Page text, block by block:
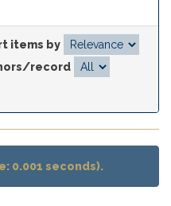
items by
record
0.001 seconds).